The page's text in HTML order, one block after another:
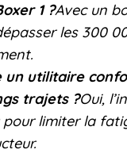
1 ?Avec un
les 300
un utilitaire
trajets ?Oui,
pour limiter la